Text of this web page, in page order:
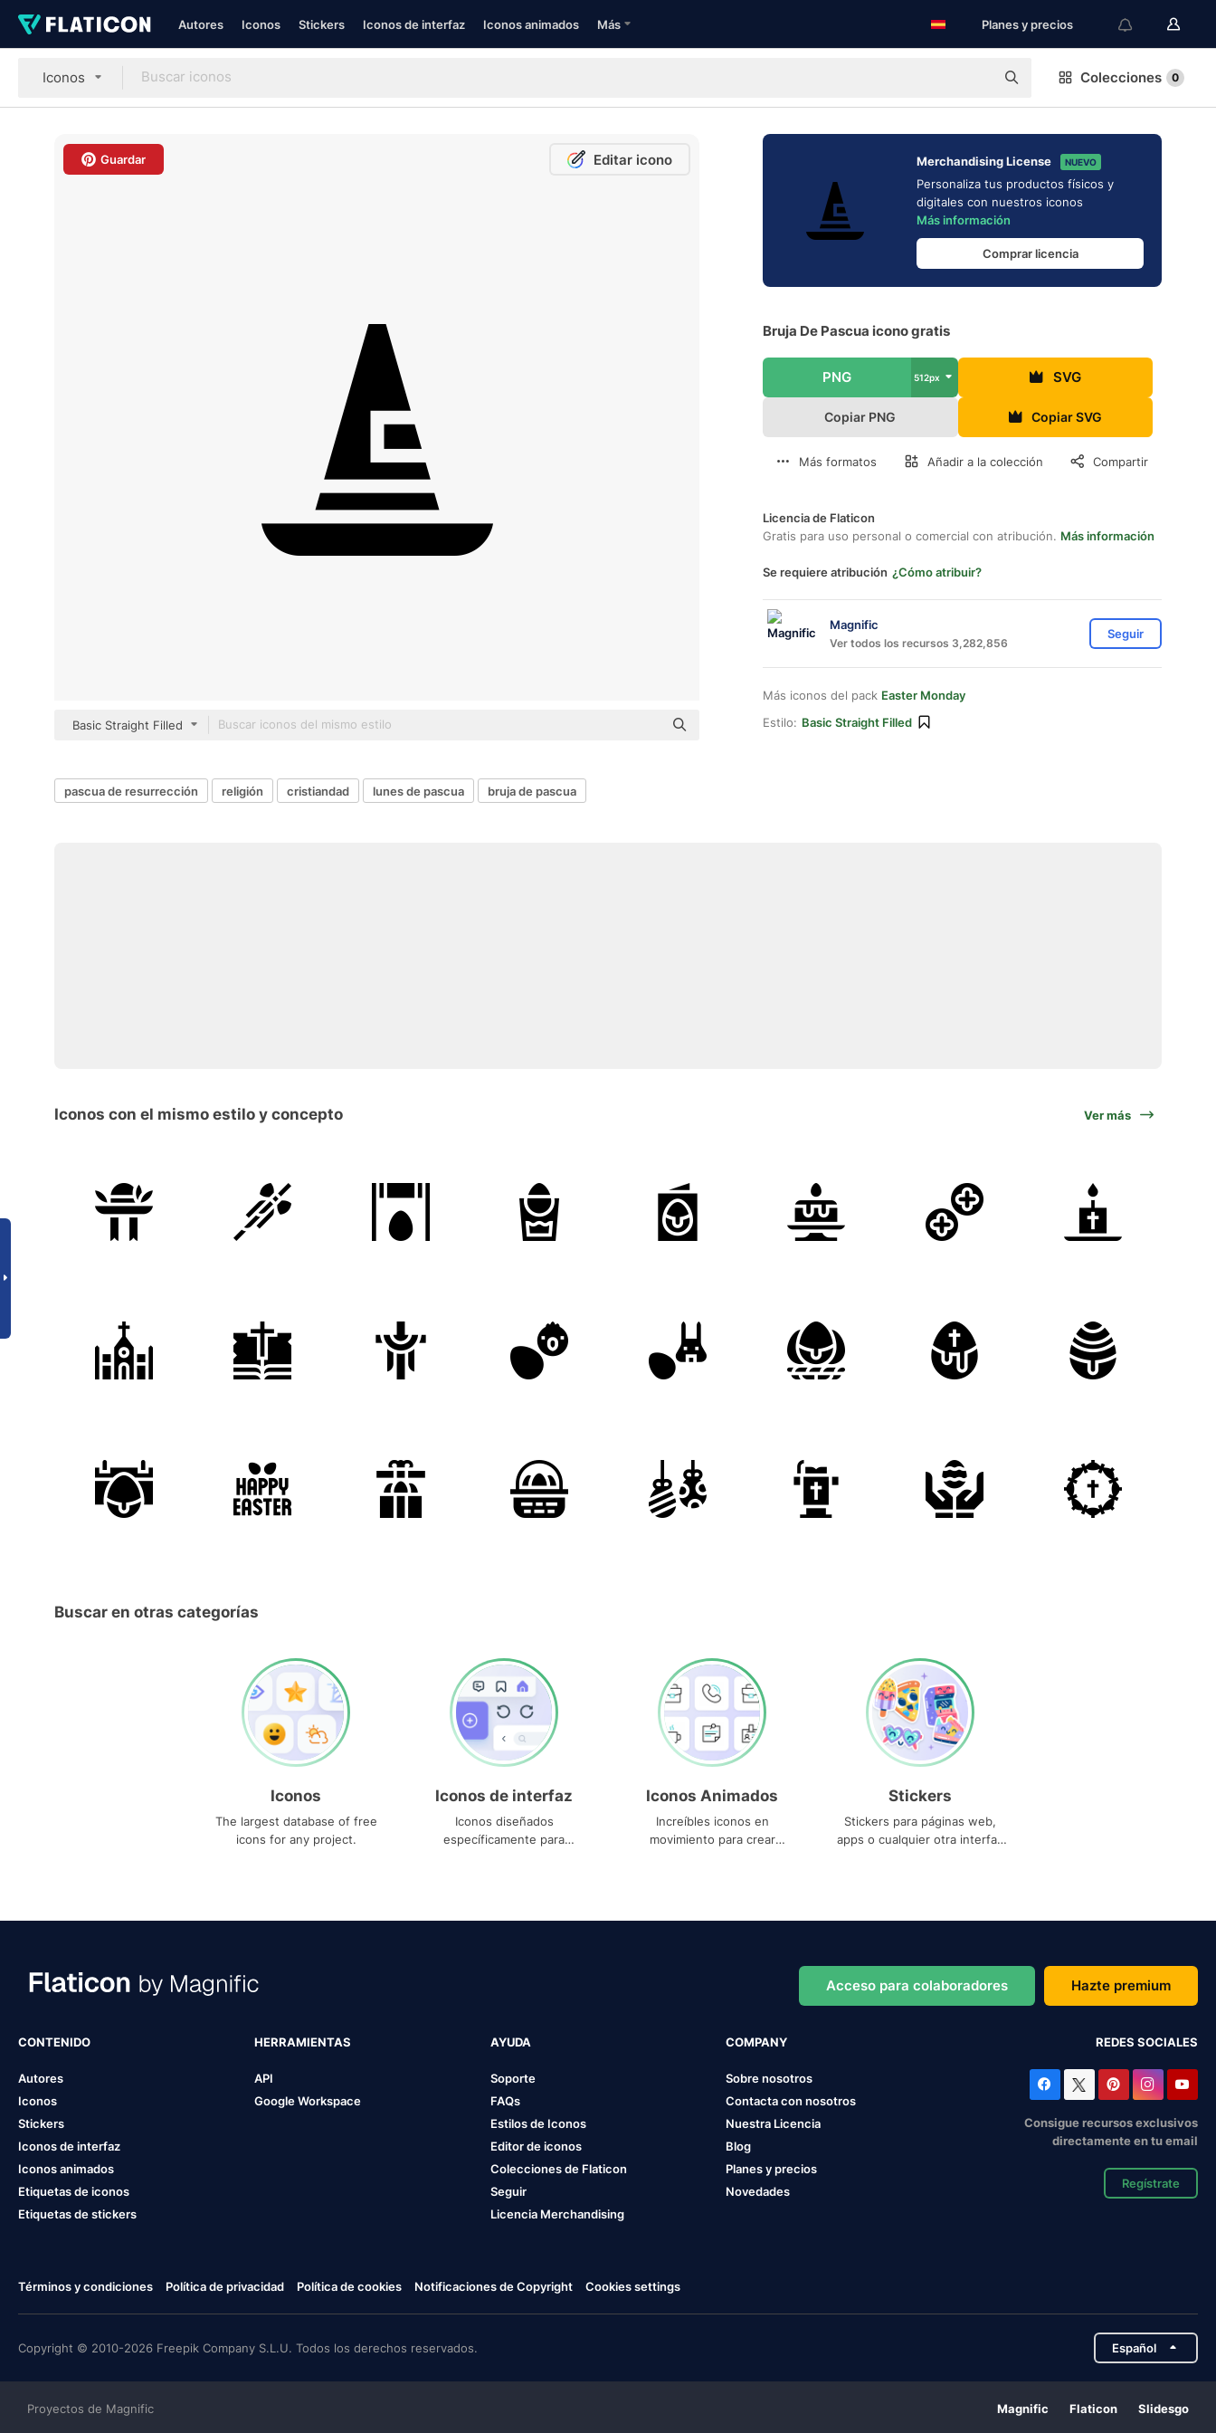
Autores Iconos Stickers Iconos de interfaz Iconos animados Más Planes y precios
Iconos Colecciones 0
Guardar Editar icono
Basic Straight Filled
Merchandising License NUEVO
Personaliza tus productos físicos y
digitales con nuestros iconos
Más información
Comprar licencia
Bruja De Pascua icono gratis
PNG 512px SVG
Copiar PNG Copiar SVG
Más formatos Añadir a la colección Compartir
Licencia de Flaticon
Gratis para uso personal o comercial con atribución. Más información
Se requiere atribución ¿Cómo atribuir?
Magnific
Ver todos los recursos 3,282,856
Seguir
Más iconos del pack Easter Monday
Estilo: Basic Straight Filled
pascua de resurrección religión cristiandad lunes de pascua bruja de pascua
Iconos con el mismo estilo y concepto Ver más
Buscar en otras categorías
Iconos
The largest database of free
icons for any project.
Iconos de interfaz
Iconos diseñados
específicamente para
Iconos Animados
Increíbles iconos en
movimiento para crear
Stickers
Stickers para páginas web,
apps o cualquier otra interfaz
Acceso para colaboradores Hazte premium
CONTENIDO
Autores
Iconos
Stickers
Iconos de interfaz
Iconos animados
Etiquetas de iconos
Etiquetas de stickers
HERRAMIENTAS
API
Google Workspace
AYUDA
Soporte
FAQs
Estilos de Iconos
Editor de iconos
Colecciones de Flaticon
Seguir
Licencia Merchandising
COMPANY
Sobre nosotros
Contacta con nosotros
Nuestra Licencia
Blog
Planes y precios
Novedades
REDES SOCIALES
Consigue recursos exclusivos
directamente en tu email
Regístrate
Términos y condiciones Política de privacidad Política de cookies Notificaciones de Copyright Cookies settings
Copyright © 2010-2026 Freepik Company S.L.U. Todos los derechos reservados. Español
Proyectos de Magnific Magnific Flaticon Slidesgo